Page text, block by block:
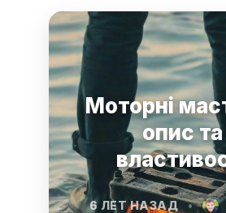
Моторні
опис та
6 ЛЕТ НАЗАД •